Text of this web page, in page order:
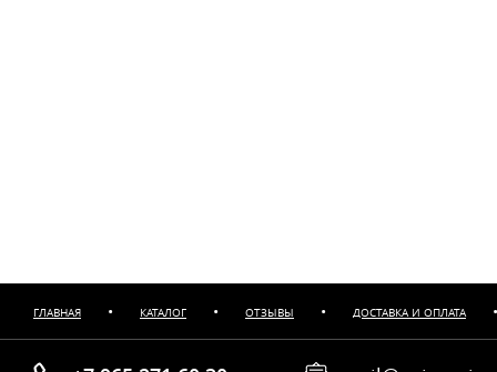
ГЛАВНАЯ • КАТАЛОГ • ОТЗЫВЫ • ДОСТАВКА И ОПЛАТА •